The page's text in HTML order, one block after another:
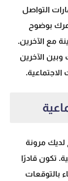
التواصل
بوضوح
مع الآخرين.
الآخرين
لديك مرونة
تكون قادرًا
بالتوقعات